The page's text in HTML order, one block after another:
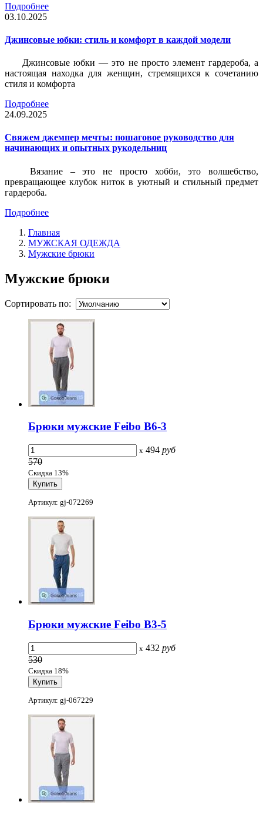
Подробнее
03.10.2025
Джинсовые юбки: стиль и комфорт в каждой модели
Джинсовые юбки — это не просто элемент гардероба, а
настоящая находка для женщин, стремящихся к сочетанию
стиля и комфорта
Подробнее
24.09.2025
Свяжем джемпер мечты: пошаговое руководство для
начинающих и опытных рукодельниц
Вязание – это не просто хобби, это волшебство,
превращающее клубок ниток в уютный и стильный предмет
гардероба.
Подробнее
Главная
МУЖСКАЯ ОДЕЖДА
Мужские брюки
Мужские брюки
Сортировать по:
Брюки мужские Feibo B6-3
x 494 руб
570
Скидка 13%
Артикул: gj-072269
Брюки мужские Feibo B3-5
x 432 руб
530
Скидка 18%
Артикул: gj-067229